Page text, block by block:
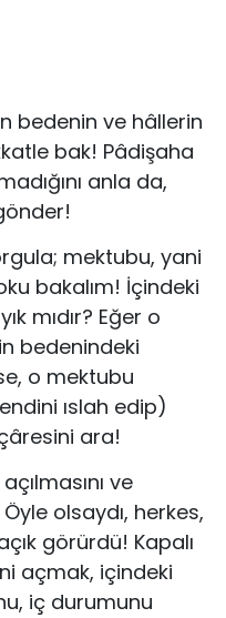
bedenin ve hâllerin
bak! Pâdişaha
anla da,
mektubu, yani
bakalım! İçindeki
mıdır? Eğer o
bedenindeki
o mektubu
ıslah edip)
ara!
ve
olsaydı, herkes,
görürdü! Kapalı
açmak, içindeki
iç durumunu